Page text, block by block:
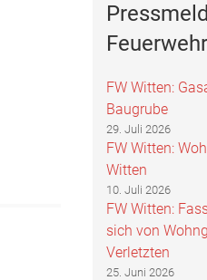
FW Witten:
Baugrube
29. Juli 2026
FW Witten:
Witten
10. Juli 2026
FW Witten:
sich von
Verletzten
25. Juni 2026